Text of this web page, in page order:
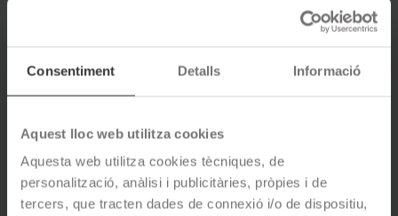
Consentiment Detalls Informació
Aquest lloc web utilitza cookies
Aquesta web utilitza cookies tècniques, de
personalització, anàlisi i publicitàries, pròpies i de
tercers, que tracten dades de connexió i/o de dispositiu,
4.9ESTRELLES
5estrelles
4estrelles 4%